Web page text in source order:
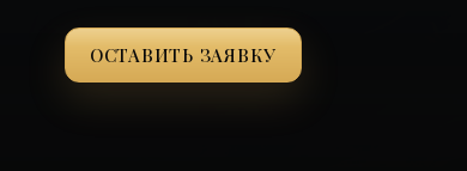
ОСТАВИТЬ ЗАЯВКУ